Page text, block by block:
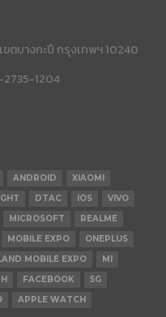
ขตบางกะปี กรุงเทพฯ 10240
1204
ANDROID
XIAOMI
DTAC IOS
VIVO
MICROSOFT
REALME
MOBILE EXPO
ONEPLUS
MOBILE EXPO
MI
FACEBOOK
5G
APPLE WATCH